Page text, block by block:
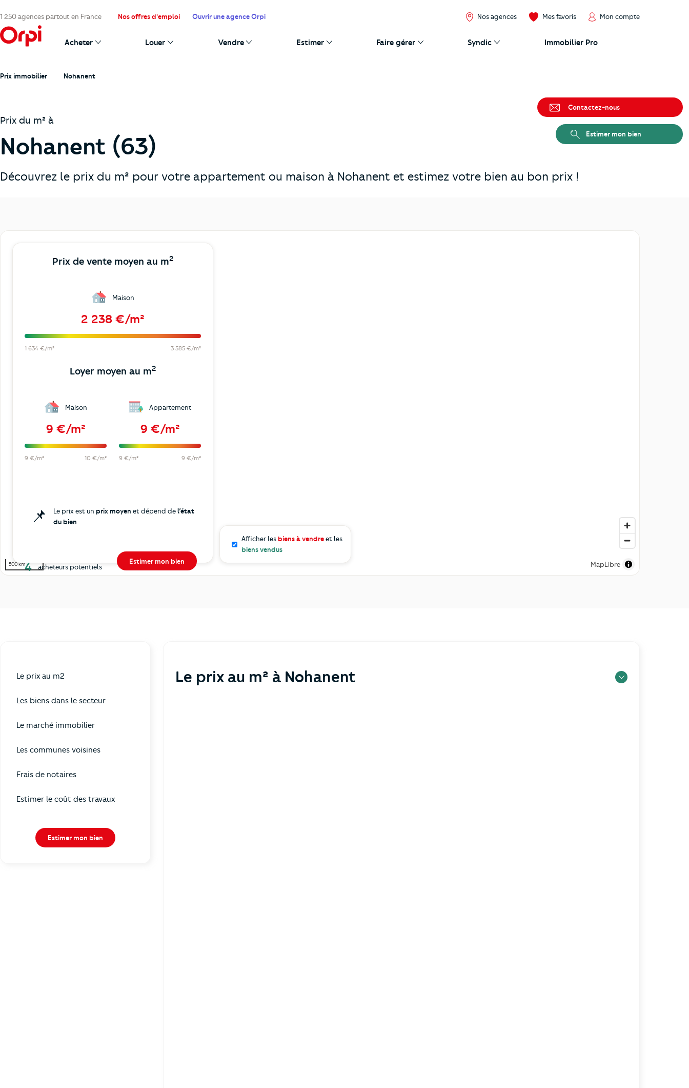
1 250 agences partout en France Nos offres d'emploi Ouvrir une agence Orpi Nos agences Mes favoris Mon compte
Acheter Louer Vendre Estimer Faire gérer Syndic Immobilier Pro
Prix immobilier Nohanent
Prix du m² à
Nohanent (63)
Découvrez le prix du m² pour votre appartement ou maison à Nohanent et estimez votre bien au bon prix !
Prix de vente moyen au m2
Maison
2 238 €/m²
1 634 €/m² 3 585 €/m²
Loyer moyen au m2
Maison
9 €/m²
9 €/m² 10 €/m²
Appartement
9 €/m²
9 €/m² 9 €/m²
📌 Le prix est un prix moyen et dépend del’état
du bien
4 acheteurs potentiels
Estimer mon bien
500 km MapLibre
Afficher les biens à vendreet les
biens vendus
Le prix au m2
Les biens dans le secteur
Le marché immobilier
Les communes voisines
Frais de notaires
Estimer le coût des travaux
Estimer mon bien
Le prix au m² à Nohanent
Contactez-nous
Estimer mon bien